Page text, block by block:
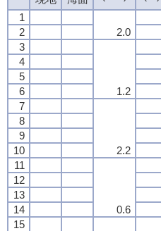
1
2.0
2
3
1.2
4
5
6
7
2.2
8
9
10
11
0.6
12
13
14
15